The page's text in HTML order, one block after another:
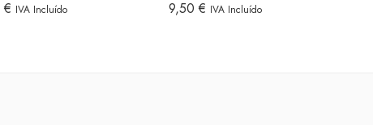
€ IVA Incluído 9,50 € IVA Incluído